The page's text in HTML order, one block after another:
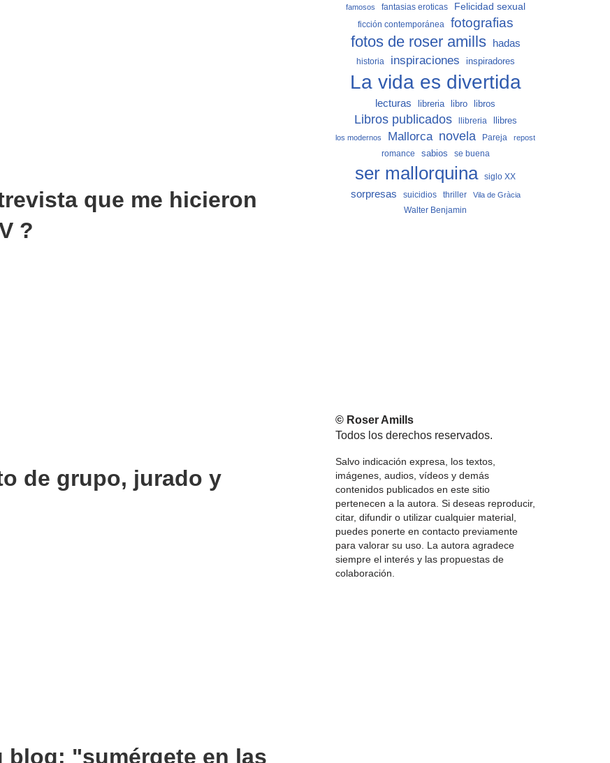
que me hicieron
?
de grupo, jurado y
blog: "sumérgete en las
famosos fantasias eroticas Felicidad sexual
ficción contemporánea fotografias
fotos de roser amills hadas
historia inspiraciones inspiradores
La vida es divertida
lecturas libreria libro libros
Libros publicados llibreria llibres
los modernos Mallorca novela Pareja repost
romance sabios se buena
ser mallorquina siglo XX
sorpresas suicidios thriller
Vila de Gràcia
Walter Benjamin
© Roser Amills
Todos los derechos reservados.
Salvo indicación expresa, los textos,
imágenes, audios, vídeos y demás
contenidos publicados en este sitio
pertenecen a la autora. Si deseas reproducir,
citar, difundir o utilizar cualquier material,
puedes ponerte en contacto previamente
para valorar su uso. La autora agradece
siempre el interés y las propuestas de
colaboración.